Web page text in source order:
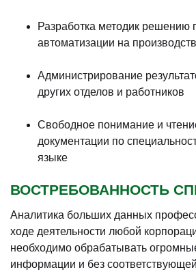
Разработка методик решению
автоматизации на
Администрирование
других отделов и работников
Свободное понимание и
документации по
языке
ВОСТРЕБОВАННОСТЬ
Аналитика больших данных
ходе деятельности любой
необходимо обрабатывать
информации и без